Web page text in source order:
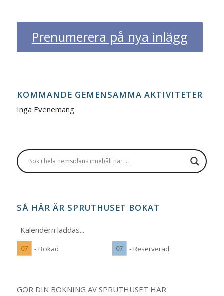
Prenumerera på nya inlägg
KOMMANDE GEMENSAMMA AKTIVITETER
Inga Evenemang
SÅ HÄR ÄR SPRUTHUSET BOKAT
Kalendern laddas...
07 - Bokad 07 - Reserverad
GÖR DIN BOKNING AV SPRUTHUSET HÄR